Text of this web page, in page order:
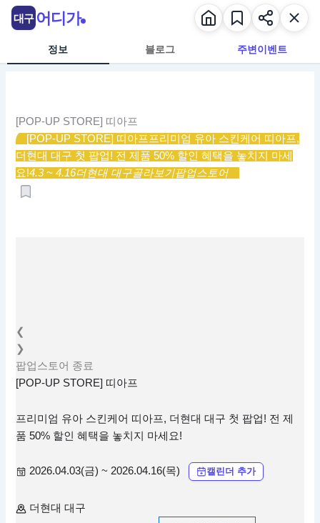
정보 블로그 주변이벤트
[POP-UP STORE] 띠아프
[POP-UP STORE] 띠아프 프리미엄 유아 스킨케어 띠아프,
더현대 대구 첫 팝업! 전 제품 50% 할인 혜택을 놓치지 마세
요!4.3 ~ 4.16더현대 대구골라보기팝업스토어
❮
❯
팝업스토어 종료
[POP-UP STORE] 띠아프
프리미엄 유아 스킨케어 띠아프, 더현대 대구 첫 팝업! 전 제
품 50% 할인 혜택을 놓치지 마세요!
2026.04.03(금) ~ 2026.04.16(목) 캘린더 추가
더현대 대구
대구 어디가